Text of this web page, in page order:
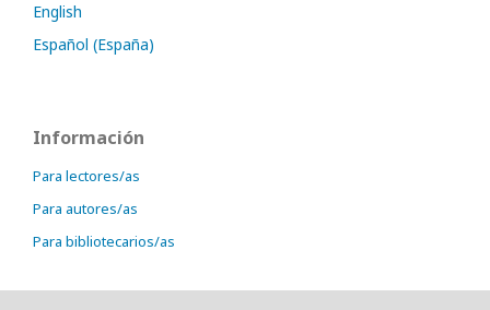
English
Español (España)
Información
Para lectores/as
Para autores/as
Para bibliotecarios/as